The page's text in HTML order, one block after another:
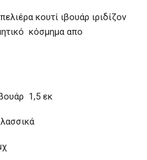
κουτί ιβουάρ ιριδίζον
κόσμημα απο
1,5 εκ